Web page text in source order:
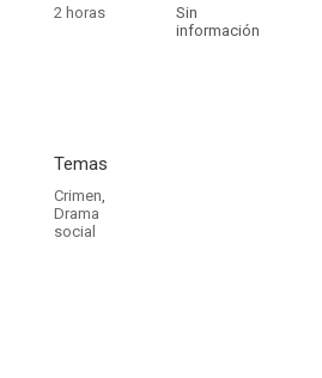
2 horas
Sin
información
Temas
Crimen,
Drama
social